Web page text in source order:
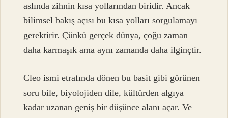
aslında zihnin kısa yollarından biridir. Ancak
bilimsel bakış açısı bu kısa yolları sorgulamayı
gerektirir. Çünkü gerçek dünya, çoğu zaman
daha karmaşık ama aynı zamanda daha ilginçtir.
Cleo ismi etrafında dönen bu basit gibi görünen
soru bile, biyolojiden dile, kültürden algıya
kadar uzanan geniş bir düşünce alanı açar. Ve